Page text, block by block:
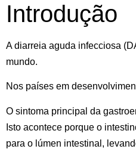
Introdução
A diarreia aguda infecciosa
mundo.
Nos países em
O sintoma principal da
Isto acontece porque o
para o lúmen intestinal,